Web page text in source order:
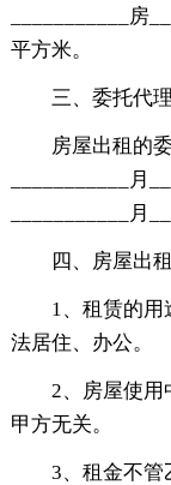
___________房
平方米。
三、委托代
房屋出租的
___________月
___________月
四、房屋出
1、租赁的用
法居住、办公。
2、房屋使用
甲方无关。
3、租金不管